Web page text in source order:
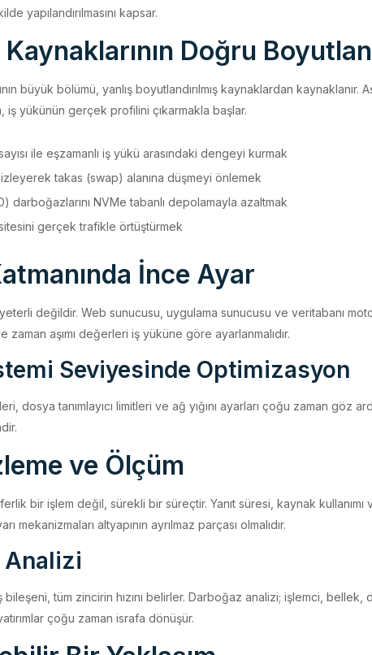
yapılandırılmasını kapsar.
Kaynaklarının Doğru
büyük bölümü, yanlış boyutlandırılmış kaynaklardan
iş yükünün gerçek profilini çıkarmakla başlar.
ile eşzamanlı iş yükü arasındaki dengeyi kurmak
izleyerek takas (swap) alanına düşmeyi önlemek
darboğazlarını NVMe tabanlı depolamayla azaltmak
gerçek trafikle örtüştürmek
İnce Ayar
değildir. Web sunucusu, uygulama sunucusu ve veritabanı
zaman aşımı değerleri iş yüküne göre ayarlanmalıdır.
Seviyesinde Optimizasyon
dosya tanımlayıcı limitleri ve ağ yığını ayarları çoğu zaman göz
ve Ölçüm
bir işlem değil, sürekli bir süreçtir. Yanıt süresi, kaynak
mekanizmaları altyapının ayrılmaz parçası olmalıdır.
Analizi
tüm zincirin hızını belirler. Darboğaz analizi; işlemci,
çoğu zaman israfa dönüşür.